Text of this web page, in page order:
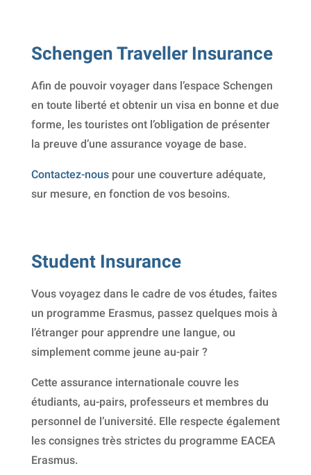
Schengen Traveller Insurance
Afin de pouvoir voyager dans l’espace Schengen
en toute liberté et obtenir un visa en bonne et due
forme, les touristes ont l’obligation de présenter
la preuve d’une assurance voyage de base.
Contactez-nouspour une couverture adéquate,
sur mesure, en fonction de vos besoins.
Student Insurance
Vous voyagez dans le cadre de vos études, faites
un programme Erasmus, passez quelques mois à
l’étranger pour apprendre une langue, ou
simplement comme jeune au-pair ?
Cette assurance internationale couvre les
étudiants, au-pairs, professeurs et membres du
personnel de l’université. Elle respecte également
les consignes très strictes du programme EACEA
Erasmus.